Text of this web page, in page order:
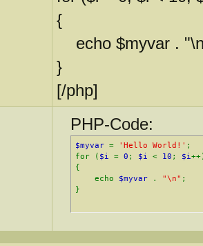
{
echo $myvar .
}
[/php]
PHP-Code:
$myvar = 'Hello World!' ;
for ( $i = 0 ; $i < 10 ; $i
{
echo
$myvar . "\n" ;
}